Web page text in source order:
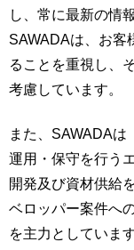
し、常に最新の情
SAWADAは、お客
ることを重視し、
考慮しています。
また、SAWADAは
運用・保守を行う
開発及び資材供給
ベロッパー案件へ
を主力としていま